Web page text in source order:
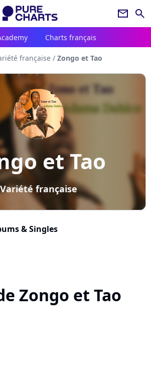
newsletter search
Charts français
française / Zongo et Tao
et Tao
Variété française
& Singles
Zongo et Tao